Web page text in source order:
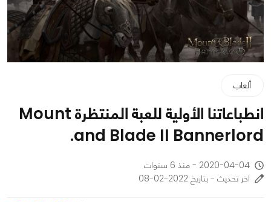
ألعاب
انطباعاتنا الأولية للعبة المنتظرة Mount
and Blade II Bannerlord.
2020-04-04 - منذ 6 سنوات
اخر تحديث - بتاريخ 2022-02-08